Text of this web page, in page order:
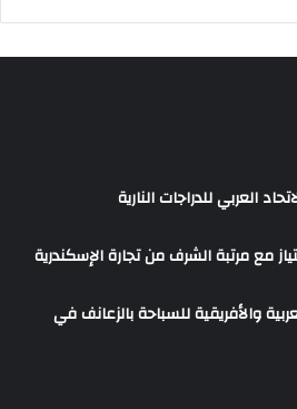
العربي للدراجات النارية
مع مرتبة الشرف من تجارة الإسكندرية
والأفريقية للسباحة بالزعانف في